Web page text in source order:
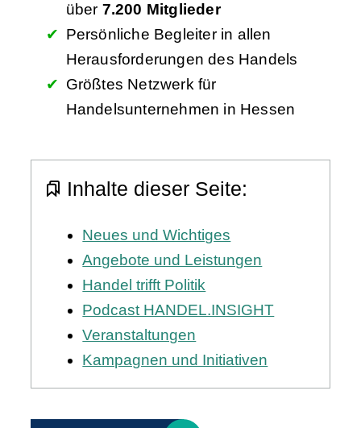
über 7.200 Mitglieder
Persönliche Begleiter in allen
Herausforderungen des Handels
Größtes Netzwerk für
Handelsunternehmen in Hessen
Inhalte dieser Seite:
Neues und Wichtiges
Angebote und Leistungen
Handel trifft Politik
Podcast HANDEL.INSIGHT
Veranstaltungen
Kampagnen und Initiativen